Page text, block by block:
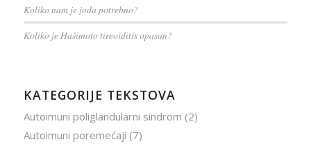
Koliko nam je joda potrebno?
Koliko je Hašimoto tireoiditis opasan?
KATEGORIJE TEKSTOVA
Autoimuni poliglandularni sindrom (2)
Autoimuni poremećaji (7)